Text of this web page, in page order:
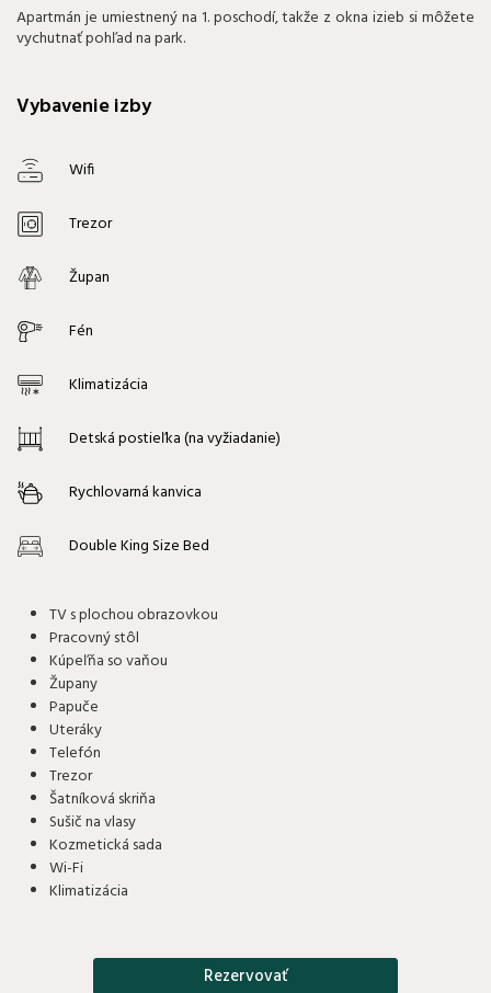
Apartmán je umiestnený na 1. poschodí, takže z okna izieb si môžete
vychutnať pohľad na park.
Vybavenie izby
Wifi
Trezor
Župan
Fén
Klimatizácia
Detská postieľka (na vyžiadanie)
Rychlovarná kanvica
Double King Size Bed
TV s plochou obrazovkou
Pracovný stôl
Kúpeľňa so vaňou
Župany
Papuče
Uteráky
Telefón
Trezor
Šatníková skriňa
Sušič na vlasy
Kozmetická sada
Wi-Fi
Klimatizácia
Rezervovať